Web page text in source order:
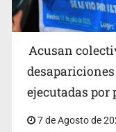
Acusan
ejecutadas por
7 de Agosto de